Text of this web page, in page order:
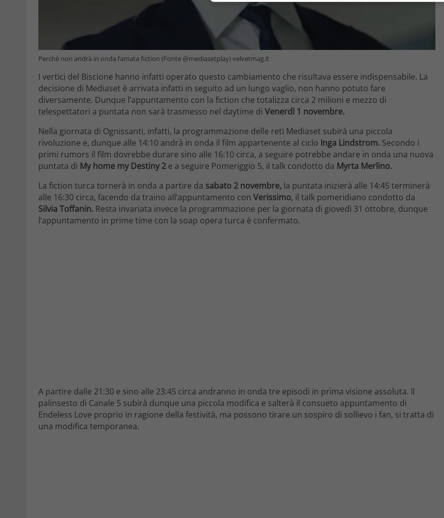
Perchè non andrà in onda l’amata fiction (Fonte @mediasetplay) velvetmag.it
I vertici del Biscione hanno infatti operato questo cambiamento che risultava essere indispensabile. La
decisione di Mediaset è arrivata infatti in seguito ad un lungo vaglio, non hanno potuto fare
diversamente. Dunque l’appuntamento con la fiction che totalizza circa 2 milioni e mezzo di
telespettatori a puntata non sarà trasmesso nel daytime di Venerdì 1 novembre.
Nella giornata di Ognissanti, infatti, la programmazione delle reti Mediaset subirà una piccola
rivoluzione e, dunque alle 14:10 andrà in onda il film appartenente al ciclo Inga Lindstrom. Secondo i
primi rumors il film dovrebbe durare sino alle 16:10 circa, a seguire potrebbe andare in onda una nuova
puntata di My home my Destiny 2 e a seguire Pomeriggio 5, il talk condotto da Myrta Merlino.
La fiction turca tornerà in onda a partire da sabato 2 novembre, la puntata inizierà alle 14:45 terminerà
alle 16:30 circa, facendo da traino all’appuntamento con Verissimo, il talk pomeridiano condotto da
Silvia Toffanin. Resta invariata invece la programmazione per la giornata di giovedì 31 ottobre, dunque
l’appuntamento in prime time con la soap opera turca è confermato.
A partire dalle 21:30 e sino alle 23:45 circa andranno in onda tre episodi in prima visione assoluta. Il
palinsesto di Canale 5 subirà dunque una piccola modifica e salterà il consueto appuntamento di
Endeless Love proprio in ragione della festività, ma possono tirare un sospiro di sollievo i fan, si tratta di
una modifica temporanea.